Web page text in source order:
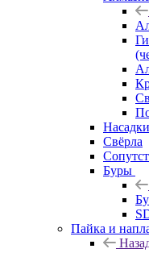
Свёрла
Буры
Пайка и